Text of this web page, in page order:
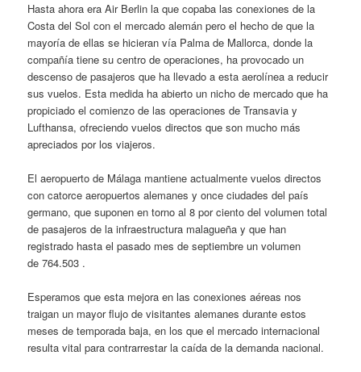
Hasta ahora era Air Berlin la que copaba las conexiones de la
Costa del Sol con el mercado alemán pero el hecho de que la
mayoría de ellas se hicieran vía Palma de Mallorca, donde la
compañía tiene su centro de operaciones, ha provocado un
descenso de pasajeros que ha llevado a esta aerolínea a reducir
sus vuelos. Esta medida ha abierto un nicho de mercado que ha
propiciado el comienzo de las operaciones de Transavia y
Lufthansa, ofreciendo vuelos directos que son mucho más
apreciados por los viajeros.
El aeropuerto de Málaga mantiene actualmente vuelos directos
con catorce aeropuertos alemanes y once ciudades del país
germano, que suponen en torno al 8 por ciento del volumen total
de pasajeros de la infraestructura malagueña y que han
registrado hasta el pasado mes de septiembre un volumen
de 764.503 .
Esperamos que esta mejora en las conexiones aéreas nos
traigan un mayor flujo de visitantes alemanes durante estos
meses de temporada baja, en los que el mercado internacional
resulta vital para contrarrestar la caída de la demanda nacional.